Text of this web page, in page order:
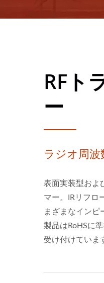
RFト
ー
ラジオ周
表面実装型およ
マー。IRリフロ
まざまなインピ
製品はRoHSに
受け付けていま